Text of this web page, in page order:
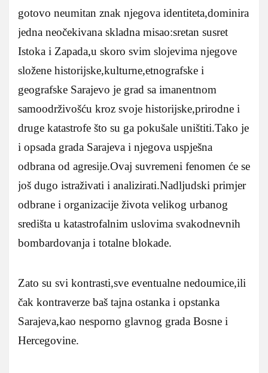
gotovo neumitan znak njegova identiteta,dominira
jedna neočekivana skladna misao:sretan susret
Istoka i Zapada,u skoro svim slojevima njegove
složene historijske,kulturne,etnografske i
geografske Sarajevo je grad sa imanentnom
samoodrživošću kroz svoje historijske,prirodne i
druge katastrofe što su ga pokušale uništiti.Tako je
i opsada grada Sarajeva i njegova uspješna
odbrana od agresije.Ovaj suvremeni fenomen će se
još dugo istraživati i analizirati.Nadljudski primjer
odbrane i organizacije života velikog urbanog
središta u katastrofalnim uslovima svakodnevnih
bombardovanja i totalne blokade.
Zato su svi kontrasti,sve eventualne nedoumice,ili
čak kontraverze baš tajna ostanka i opstanka
Sarajeva,kao nesporno glavnog grada Bosne i
Hercegovine.